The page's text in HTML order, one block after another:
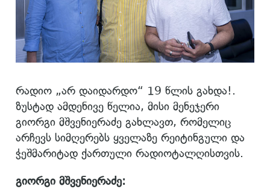
რადიო „არ დაიდარდო“ 19 წლის გახდა!.
ზუსტად ამდენივე წელია, მისი მენეჯერი
გიორგი მშვენიერაძე გახლავთ, რომელიც
არჩევს სიმღერებს ყველაზე რეიტინგული და
ჭეშმარიტად ქართული რადიოტალღისთვის.
გიორგი მშვენიერაძე: